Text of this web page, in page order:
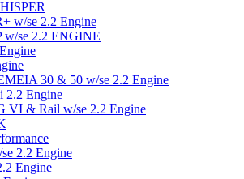
w/se 2.2 Engine
se 2.2 ENGINE
30 & 50 w/se 2.2 Engine
2.2 Engine
VI & Rail w/se 2.2 Engine
2.2 Engine
Engine